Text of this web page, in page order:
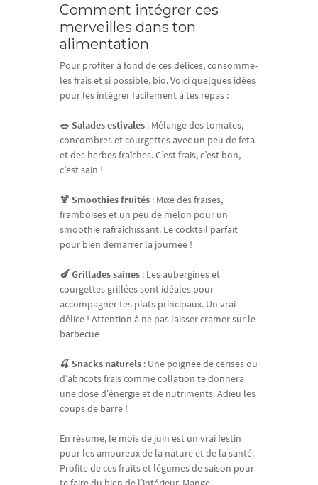
Comment intégrer ces
merveilles dans ton
alimentation
Pour profiter à fond de ces délices, consomme-
les frais et si possible, bio. Voici quelques idées
pour les intégrer facilement à tes repas :
🥗 Salades estivales : Mélange des tomates,
concombres et courgettes avec un peu de feta
et des herbes fraîches. C’est frais, c’est bon,
c’est sain !
🍹 Smoothies fruités : Mixe des fraises,
framboises et un peu de melon pour un
smoothie rafraîchissant. Le cocktail parfait
pour bien démarrer la journée !
🍆 Grillades saines : Les aubergines et
courgettes grillées sont idéales pour
accompagner tes plats principaux. Un vrai
délice ! Attention à ne pas laisser cramer sur le
barbecue…
🍒 Snacks naturels : Une poignée de cerises ou
d’abricots frais comme collation te donnera
une dose d’énergie et de nutriments. Adieu les
coups de barre !
En résumé, le mois de juin est un vrai festin
pour les amoureux de la nature et de la santé.
Profite de ces fruits et légumes de saison pour